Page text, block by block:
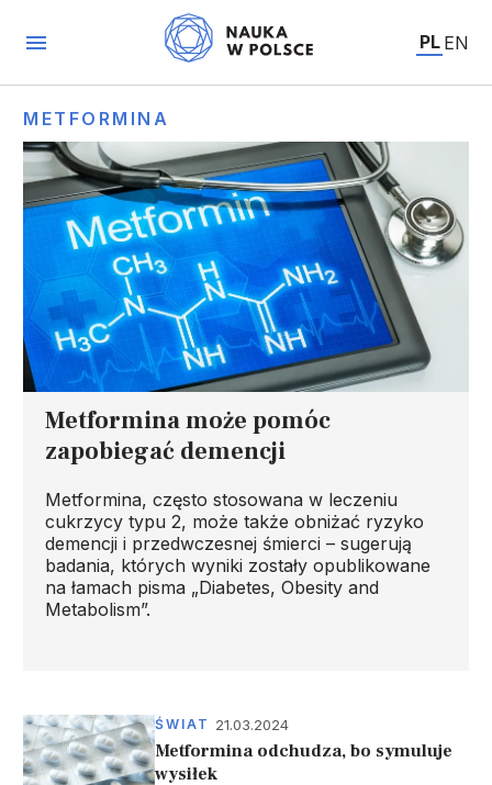
PL EN
METFORMINA
Metformina może pomóc
zapobiegać demencji
Metformina, często stosowana w leczeniu
cukrzycy typu 2, może także obniżać ryzyko
demencji i przedwczesnej śmierci – sugerują
badania, których wyniki zostały opublikowane
na łamach pisma „Diabetes, Obesity and
Metabolism”.
ŚWIAT 21.03.2024
Metformina odchudza, bo symuluje
wysiłek